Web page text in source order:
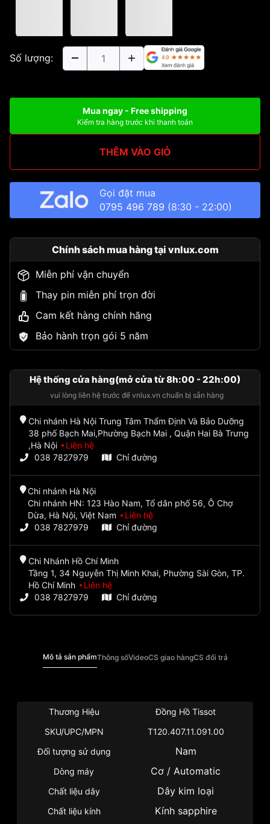
Số lượng:
Mua ngay - Free shipping
Kiểm tra hàng trước khi thanh toán
THÊM VÀO GIỎ
Gọi đặt mua
0795 496 789 (8:30 - 22:00)
Chính sách mua hàng tại vnlux.com
Miễn phí vận chuyển
Thay pin miễn phí trọn đời
Cam kết hàng chính hãng
Bảo hành trọn gói 5 năm
Hệ thống cửa hàng(mở cửa từ 8h:00 - 22h:00)
vui lòng liên hệ trước để vnlux.vn chuẩn bị sẵn hàng
Chi nhánh Hà Nội Trung Tâm Thẩm Định Và Bảo Dưỡng
38 phố Bạch Mai,Phường Bạch Mai , Quận Hai Bà Trưng
,Hà Nội
Liên hệ
038 7827979
Chỉ đường
Chi nhánh Hà Nội
Chi nhánh HN: 123 Hào Nam, Tổ dân phố 56, Ô Chợ
Dừa, Hà Nội, Việt Nam
Liên hệ
038 7827979
Chỉ đường
Chi Nhánh Hồ Chí Minh
Tầng 1, 34 Nguyễn Thị Minh Khai, Phường Sài Gòn, TP.
Hồ Chí Minh
Liên hệ
038 7827979
Chỉ đường
Mô tả sản phẩmThông sốVideoCS giao hàngCS đổi trả
Thương Hiệu
Đồng Hồ Tissot
SKU/UPC/MPN
T120.407.11.091.00
Đối tượng sử dụng
Nam
Dòng máy Cơ / Automatic
Chất liệu dây Dây kim loại
Chất liệu kính Kính sapphire